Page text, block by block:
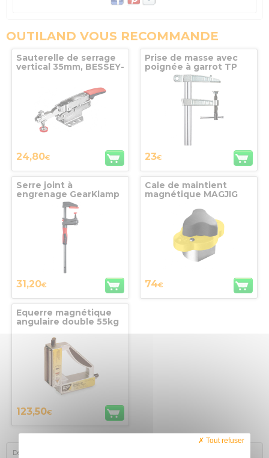
OUTILAND VOUS RECOMMANDE
Sauterelle de serrage
vertical 35mm, BESSEY-
24,80€
Prise de masse avec
poignée à garrot TP
150/80 BESSEY
23€
Serre joint à
engrenage GearKlamp
GK30 Bessey-Ser
31,20€
Cale de maintient
magnétique MAGJIG
150 Magswitch
74€
Equerre magnétique
angulaire double 55kg
Adjust-O™ 90°
123,50€
Description
Tout refuser